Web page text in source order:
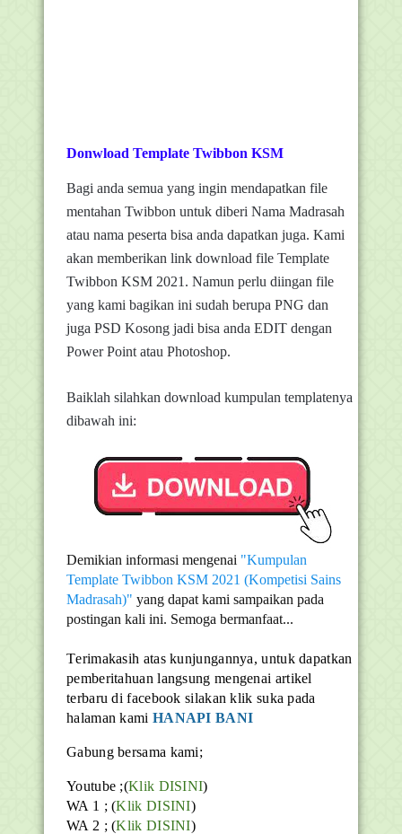
Donwload Template Twibbon KSM
Bagi anda semua yang ingin mendapatkan file
mentahan Twibbon untuk diberi Nama Madrasah
atau nama peserta bisa anda dapatkan juga. Kami
akan memberikan link download file Template
Twibbon KSM 2021. Namun perlu diingan file
yang kami bagikan ini sudah berupa PNG dan
juga PSD Kosong jadi bisa anda EDIT dengan
Power Point atau Photoshop.
Baiklah silahkan download kumpulan templatenya
dibawah ini:
Demikian informasi mengenai "Kumpulan
Template Twibbon KSM 2021 (Kompetisi Sains
Madrasah)" yang dapat kami sampaikan pada
postingan kali ini. Semoga bermanfaat...
Terimakasih atas kunjungannya, untuk dapatkan
pemberitahuan langsung mengenai artikel
terbaru di facebook silakan klik suka pada
halaman kami HANAPI BANI
Gabung bersama kami;
Youtube ;(Klik DISINI)
WA 1 ; (Klik DISINI)
WA 2 ; (Klik DISINI)